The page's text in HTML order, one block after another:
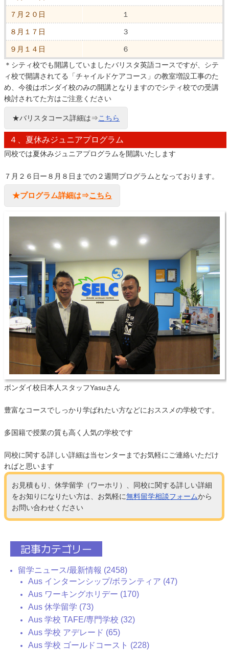
７月２０日 １
８月１７日 ３
９月１４日
６
＊シティ校でも開講していましたバリスタ英語コースですが、シテ
ィ校で開講されてる「チャイルドケアコース」の教室増設工事のた
め、今後はボンダイ校のみの開講となりますのでシティ校での受講
検討されてた方はご注意ください
★バリスタコース詳細は⇒こちら
４、夏休みジュニアプログラム
同校では夏休みジュニアプログラムを開講いたします
７月２６日ー８月８日までの２週間プログラムとなっております。
★プログラム詳細は⇒こちら
ボンダイ校日本人スタッフYasuさん
豊富なコースでしっかり学ばれたい方などにおススメの学校です。
多国籍で授業の質も高く人気の学校です
同校に関する詳しい詳細は当センターまでお気軽にご連絡いただけ
ればと思います
お見積もり、休学留学（ワーホリ）、同校に関する詳しい詳細
をお知りになりたい方は、お気軽に無料留学相談フォームから
お問い合わせください
記事カテゴリー
留学ニュース/最新情報 (2458)
Aus インターンシップ/ボランティア (47)
Aus ワーキングホリデー (170)
Aus 休学留学 (73)
Aus 学校 TAFE/専門学校 (32)
Aus 学校 アデレード (65)
Aus 学校 ゴールドコースト (228)